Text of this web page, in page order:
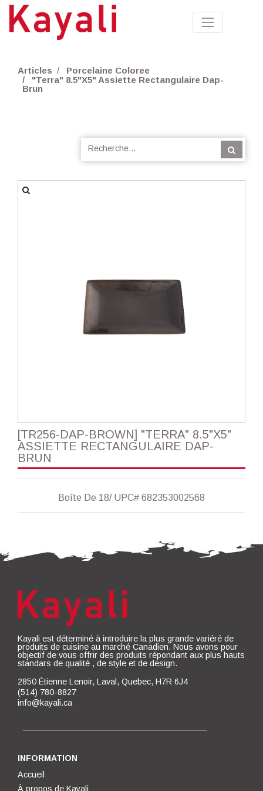
Articles
Porcelaine Coloree
"Terra" 8.5"X5" Assiette Rectangulaire Dap-
Brun
[TR256-DAP-BROWN] "TERRA" 8.5"X5"
ASSIETTE RECTANGULAIRE DAP-
BRUN
Boîte De 18/ UPC# 682353002568
Kayali est déterminé à introduire la plus grande variéré de
produits de cuisine au marché Canadien. Nous avons pour
objectif de vous offrir des produits répondant aux plus hauts
standars de qualité , de style et de design.
2850 Étienne Lenoir, Laval, Quebec, H7R 6J4
(514) 780-8827
info@kayali.ca
INFORMATION
Accueil
À propos de Kayali